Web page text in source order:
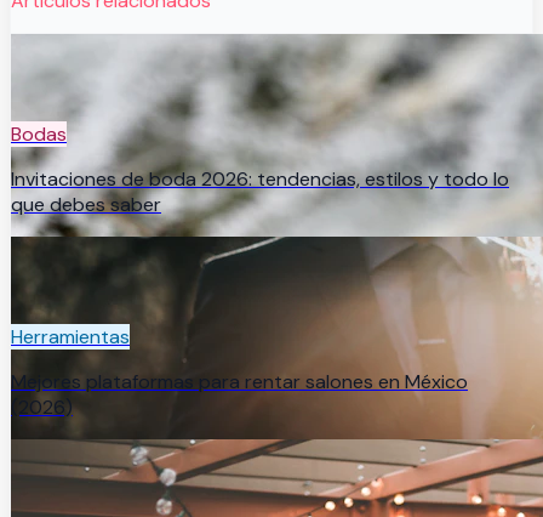
Bodas
Invitaciones de boda 2026: tendencias, estilos y todo lo
que debes saber
Herramientas
Mejores plataformas para rentar salones en México
(2026)